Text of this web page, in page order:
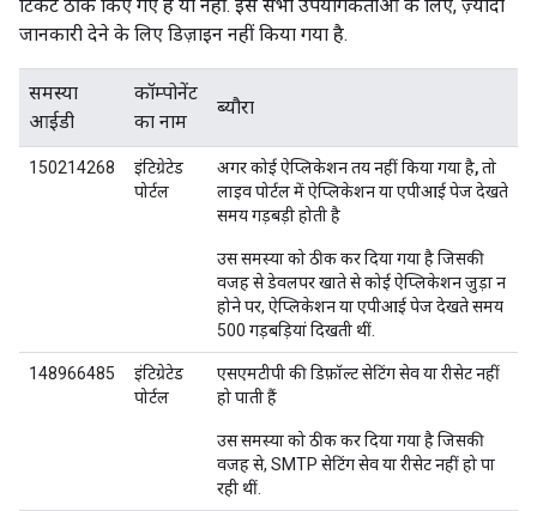
टिकट ठीक किए गए हैं या नहीं. इसे सभी उपयोगकर्ताओं के लिए, ज़्यादा
जानकारी देने के लिए डिज़ाइन नहीं किया गया है.
समस्या
आईडी
कॉम्पोनेंट
का नाम
ब्यौरा
150214268
इंटिग्रेटेड
पोर्टल
अगर कोई ऐप्लिकेशन तय नहीं किया गया है, तो
लाइव पोर्टल में ऐप्लिकेशन या एपीआई पेज देखते
समय गड़बड़ी होती है
उस समस्या को ठीक कर दिया गया है जिसकी
वजह से डेवलपर खाते से कोई ऐप्लिकेशन जुड़ा न
होने पर, ऐप्लिकेशन या एपीआई पेज देखते समय
500 गड़बड़ियां दिखती थीं.
148966485
इंटिग्रेटेड
पोर्टल
एसएमटीपी की डिफ़ॉल्ट सेटिंग सेव या रीसेट नहीं
हो पाती हैं
उस समस्या को ठीक कर दिया गया है जिसकी
वजह से, SMTP सेटिंग सेव या रीसेट नहीं हो पा
रही थीं.